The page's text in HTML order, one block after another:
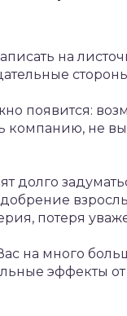
на
появится:
компанию, не
долго
потеря
на много
эффекты